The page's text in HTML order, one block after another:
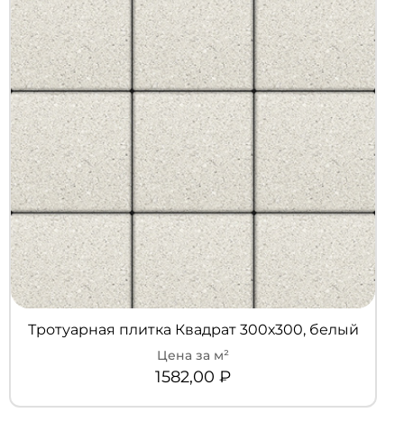
Тротуарная плитка Квадрат 300х300, белый
1582,00 ₽